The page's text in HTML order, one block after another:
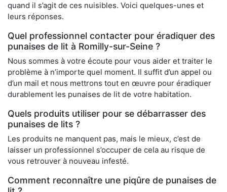
quand il s’agit de ces nuisibles. Voici quelques-unes et
leurs réponses.
Quel professionnel contacter pour éradiquer des
punaises de lit à Romilly-sur-Seine ?
Nous sommes à votre écoute pour vous aider et traiter le
problème à n’importe quel moment. Il suffit d’un appel ou
d’un mail et nous mettrons tout en œuvre pour éradiquer
durablement les punaises de lit de votre habitation.
Quels produits utiliser pour se débarrasser des
punaises de lits ?
Les produits ne manquent pas, mais le mieux, c’est de
laisser un professionnel s’occuper de cela au risque de
vous retrouver à nouveau infesté.
Comment reconnaître une piqûre de punaises de